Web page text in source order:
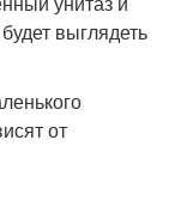
выглядеть